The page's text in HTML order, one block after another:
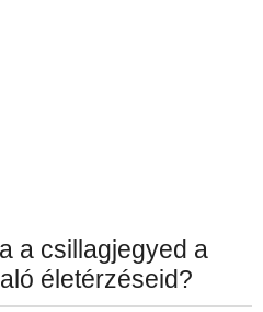
a csillagjegyed a
életérzéseid?